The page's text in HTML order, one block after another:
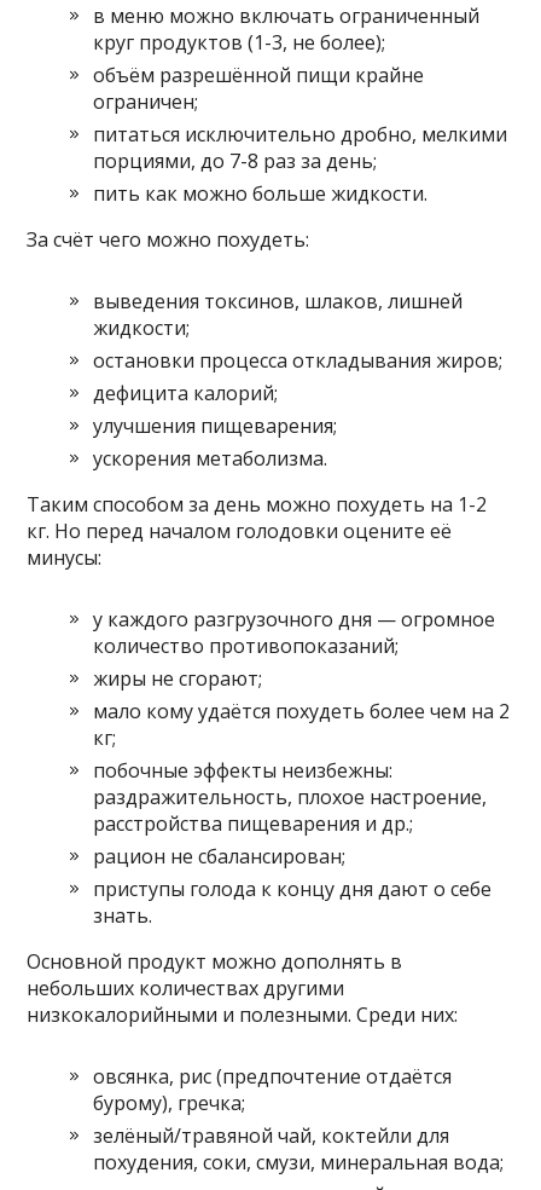
в меню можно включать ограниченный
круг продуктов (1-3, не более);
объём разрешённой пищи крайне
ограничен;
питаться исключительно дробно, мелкими
порциями, до 7-8 раз за день;
пить как можно больше жидкости.
За счёт чего можно похудеть:
выведения токсинов, шлаков, лишней
жидкости;
остановки процесса откладывания жиров;
дефицита калорий;
улучшения пищеварения;
ускорения метаболизма.
Таким способом за день можно похудеть на 1-2
кг. Но перед началом голодовки оцените её
минусы:
у каждого разгрузочного дня — огромное
количество противопоказаний;
жиры не сгорают;
мало кому удаётся похудеть более чем на 2
кг;
побочные эффекты неизбежны:
раздражительность, плохое настроение,
расстройства пищеварения и др.;
рацион не сбалансирован;
приступы голода к концу дня дают о себе
знать.
Основной продукт можно дополнять в
небольших количествах другими
низкокалорийными и полезными. Среди них:
овсянка, рис (предпочтение отдаётся
бурому), гречка;
зелёный/травяной чай, коктейли для
похудения, соки, смузи, минеральная вода;